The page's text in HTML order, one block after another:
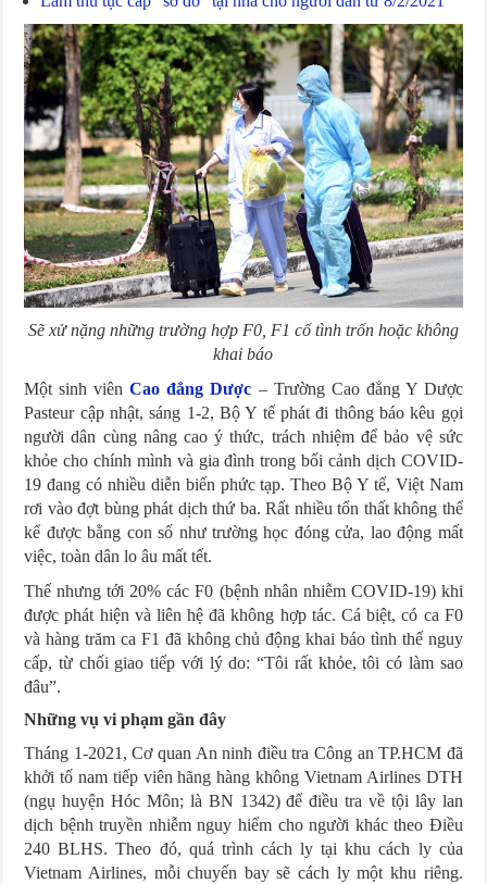
Sẽ xử nặng những trường hợp F0, F1 cố tình trốn hoặc không
khai báo
Một sinh viênCao đẳng Dược – Trường Cao đẳng Y Dược
Pasteur cập nhật, sáng 1-2, Bộ Y tế phát đi thông báo kêu gọi
người dân cùng nâng cao ý thức, trách nhiệm để bảo vệ sức
khỏe cho chính mình và gia đình trong bối cảnh dịch COVID-
19 đang có nhiều diễn biến phức tạp. Theo Bộ Y tế, Việt Nam
rơi vào đợt bùng phát dịch thứ ba. Rất nhiều tổn thất không thể
kể được bằng con số như trường học đóng cửa, lao động mất
việc, toàn dân lo âu mất tết.
Thế nhưng tới 20% các F0 (bệnh nhân nhiễm COVID-19) khi
được phát hiện và liên hệ đã không hợp tác. Cá biệt, có ca F0
và hàng trăm ca F1 đã không chủ động khai báo tình thế nguy
cấp, từ chối giao tiếp với lý do: “Tôi rất khỏe, tôi có làm sao
đâu”.
Những vụ vi phạm gần đây
Tháng 1-2021, Cơ quan An ninh điều tra Công an TP.HCM đã
khởi tố nam tiếp viên hãng hàng không Vietnam Airlines DTH
(ngụ huyện Hóc Môn; là BN 1342) để điều tra về tội lây lan
dịch bệnh truyền nhiễm nguy hiểm cho người khác theo Điều
240 BLHS. Theo đó, quá trình cách ly tại khu cách ly của
Vietnam Airlines, mỗi chuyến bay sẽ cách ly một khu riêng.